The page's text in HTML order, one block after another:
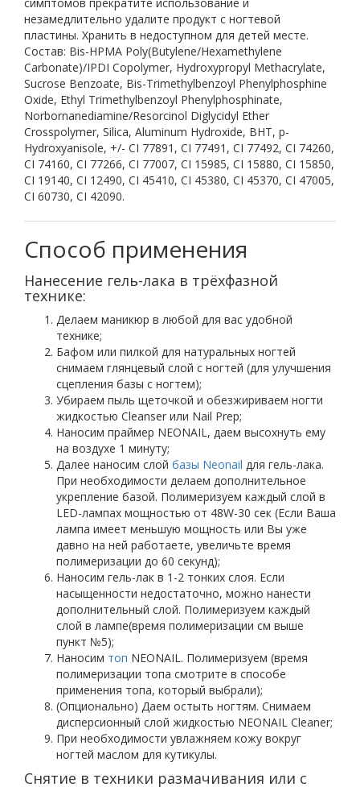
незамедлительно удалите продукт с ногтевой
пластины. Хранить в недоступном для детей месте.
Состав: Bis-HPMA Poly(Butylene/Hexamethylene
Carbonate)/IPDI Copolymer, Hydroxypropyl Methacrylate,
Sucrose Benzoate, Bis-Trimethylbenzoyl Phenylphosphine
Oxide, Ethyl Trimethylbenzoyl Phenylphosphinate,
Norbornanediamine/Resorcinol Diglycidyl Ether
Crosspolymer, Silica, Aluminum Hydroxide, BHT, p-
Hydroxyanisole, +/- CI 77891, CI 77491, CI 77492, CI 74260,
CI 74160, CI 77266, CI 77007, CI 15985, СІ 15880, CI 15850,
CI 19140, CI 12490, CI 45410, CI 45380, CI 45370, CI 47005,
CI 60730, CI 42090.
Нанесение гель-лака в трёхфазной
технике:
Делаем маникюр в любой для вас удобной
технике;
Бафом или пилкой для натуральных ногтей
снимаем глянцевый слой с ногтей (для улучшения
сцепления базы с ногтем);
Убираем пыль щеточкой и обезжириваем ногти
жидкостью Сleanser или Nail Prep;
Наносим праймер NEONAIL, даем высохнуть ему
на воздухе 1 минуту;
Далее наносим слой базы Neonail для гель-лака.
При необходимости делаем дополнительное
укрепление базой. Полимеризуем каждый слой в
LED-лампах мощностью от 48W-30 сек (Если Ваша
лампа имеет меньшую мощность или Вы уже
давно на ней работаете, увеличьте время
полимеризации до 60 секунд);
Наносим гель-лак в 1-2 тонких слоя. Если
насыщенности недостаточно, можно нанести
дополнительный слой. Полимеризуем каждый
слой в лампе(время полимеризации см выше
пункт №5);
Наносим топ NEONAIL. Полимеризуем (время
полимеризации топа смотрите в способе
применения топа, который выбрали);
(Опционально) Даем остыть ногтям. Снимаем
дисперсионный слой жидкостью NEONAIL Cleaner;
При необходимости увлажняем кожу вокруг
ногтей маслом для кутикулы.
Снятие в техники размачивания или с